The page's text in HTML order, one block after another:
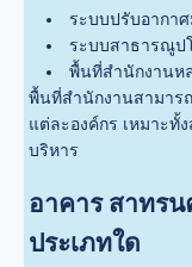
ระบบปรับอากา
ระบบสาธารณูป
พื้นที่สำนักงานห
พื้นที่สำนักงานสามาร
แต่ละองค์กร เหมาะทั้
บริหาร
อาคาร สาทรน
ประเภทใด